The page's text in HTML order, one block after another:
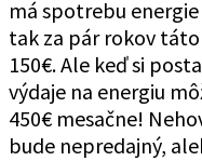
má spotrebu
tak za pár rokov
150€. Ale keď si
výdaje na energiu
450€ mesačne!
bude nepredajný,